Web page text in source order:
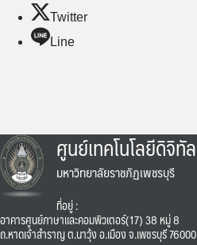
Twitter
Line
ศูนย์เทคโนโลยีดิจิทัล
มหาวิทยาลัยราชภัฏเพชรบุรี
ที่อยู่ :
อาคารศูนย์ภาษาและคอมพิวเตอร์(17) 38 หมู่ 8
ถ.หาดเจ้าสำราญ ต.นาวุ้ง อ.เมือง จ.เพชรบุรี 76000